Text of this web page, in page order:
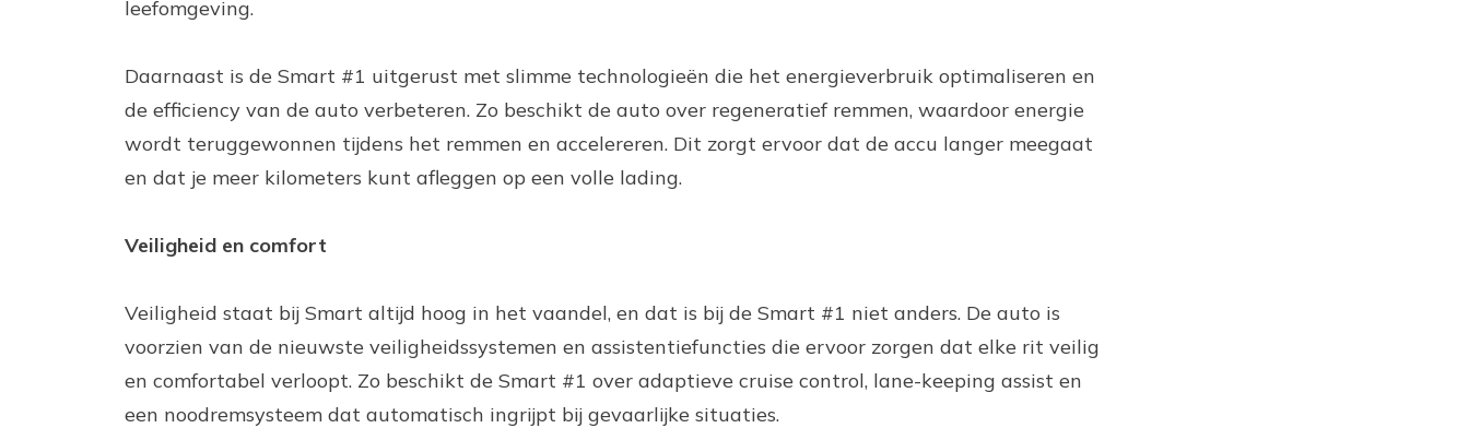
leefomgeving.
Daarnaast is de Smart #1 uitgerust met slimme technologieën die het energieverbruik optimaliseren en
de efficiency van de auto verbeteren. Zo beschikt de auto over regeneratief remmen, waardoor energie
wordt teruggewonnen tijdens het remmen en accelereren. Dit zorgt ervoor dat de accu langer meegaat
en dat je meer kilometers kunt afleggen op een volle lading.
Veiligheid en comfort
Veiligheid staat bij Smart altijd hoog in het vaandel, en dat is bij de Smart #1 niet anders. De auto is
voorzien van de nieuwste veiligheidssystemen en assistentiefuncties die ervoor zorgen dat elke rit veilig
en comfortabel verloopt. Zo beschikt de Smart #1 over adaptieve cruise control, lane-keeping assist en
een noodremsysteem dat automatisch ingrijpt bij gevaarlijke situaties.